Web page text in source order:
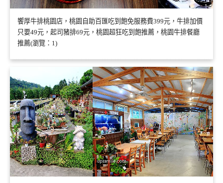
饗厚牛排桃園店，桃園自助百匯吃到飽免服務費399元，牛排加價
只要49元，起司豬排69元，桃園超狂吃到飽推薦，桃園牛排餐廳
推薦(瀏覽：1)